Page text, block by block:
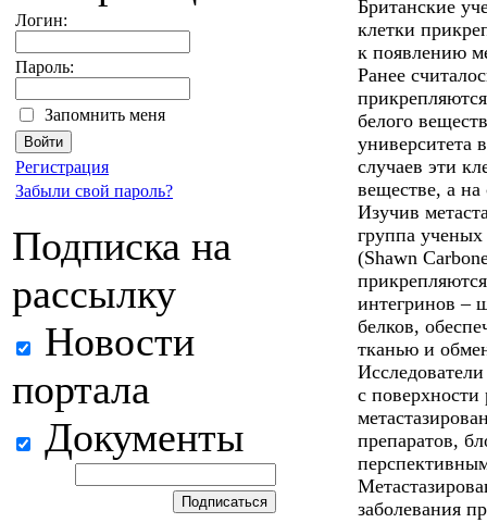
Логин:
Пароль:
Запомнить меня
Регистрация
Забыли свой пароль?
Подписка на
рассылку
Новости
портала
Документы
Британские
клетки
к появлению
Ранее
белого
университета
случаев эти
веществе, а на
Изучив
группа
(Shawn
интегринов –
белков,
тканью и
с поверхности
препаратов,
заболевания